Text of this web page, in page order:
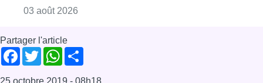
03 août 2026
Partager l'article
Facebook
TwitterWhatsApp
25 octobre 2019 - 08h18